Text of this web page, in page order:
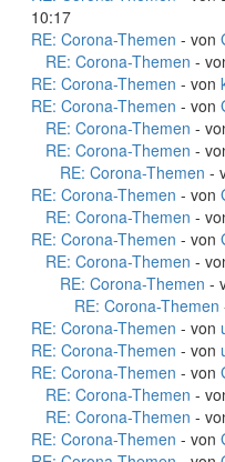
10:17
RE: Corona-Themen - von
RE: Corona-Themen -
RE: Corona-Themen - von
RE: Corona-Themen - von
RE: Corona-Themen -
RE: Corona-Themen -
RE: Corona-Themen -
RE: Corona-Themen - von
RE: Corona-Themen -
RE: Corona-Themen - von
RE: Corona-Themen -
RE: Corona-Themen -
RE: Corona-Themen
RE: Corona-Themen - von
RE: Corona-Themen - von
RE: Corona-Themen - von
RE: Corona-Themen -
RE: Corona-Themen -
RE: Corona-Themen - von